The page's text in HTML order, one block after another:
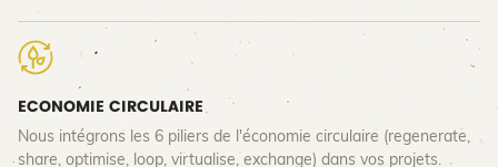
ECONOMIE CIRCULAIRE
Nous intégrons les 6 piliers de l'économie circulaire (regenerate,
share, optimise, loop, virtualise, exchange) dans vos projets.